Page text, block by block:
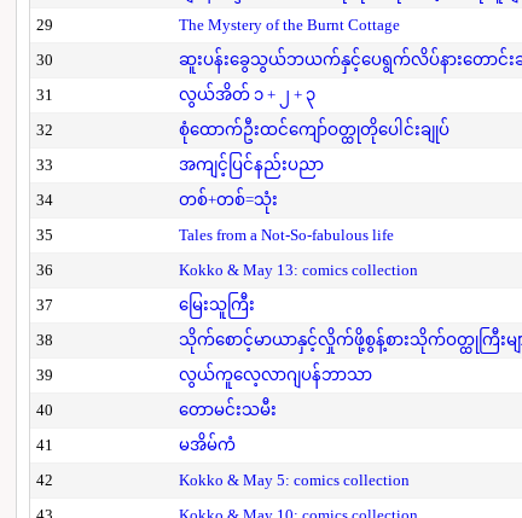
29
The Mystery of the Burnt Cottage
30
ဆူးပန်းခွေသွယ်ဘယက်နှင့်ပေရွက်လိပ်နားတောင်း
31
လွယ်အိတ် ၁ + ၂ + ၃
32
စုံထောက်ဦးထင်ကျော်ဝတ္ထုတိုပေါင်းချုပ်
33
အကျင့်ပြင်နည်းပညာ
34
တစ်+တစ်=သုံး
35
Tales from a Not-So-fabulous life
36
Kokko & May 13: comics collection
37
မြေးသူကြီး
38
သိုက်စောင့်မာယာနှင့်လှိုက်ဖို့စွန့်စားသိုက်ဝတ္ထုကြီးမျ
39
လွယ်ကူလေ့လာဂျပန်ဘာသာ
40
တောမင်းသမီး
41
မအိမ်ကံ
42
Kokko & May 5: comics collection